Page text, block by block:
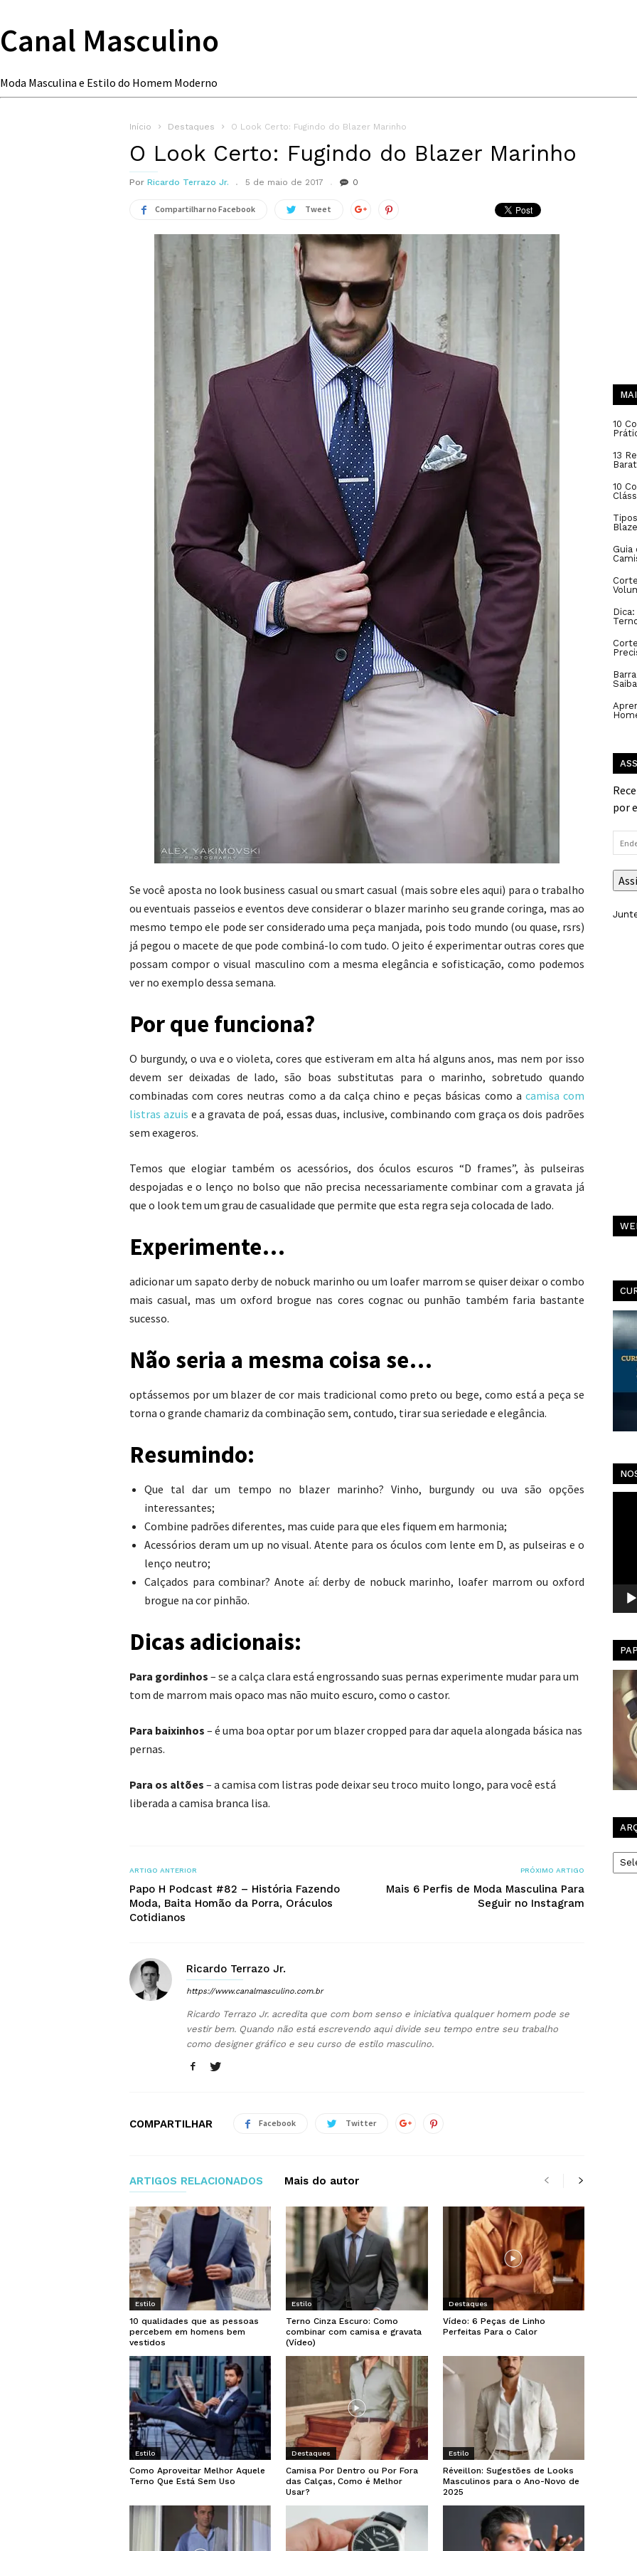
Canal Masculino
Moda Masculina e Estilo do Homem Moderno
Início Destaques O Look Certo: Fugindo do Blazer Marinho
O Look Certo: Fugindo do Blazer Marinho
Por Ricardo Terrazo Jr. 5 de maio de 2017 0
Compartilhar no Facebook Tweet
Se você aposta no look business casual ou smart casual (mais sobre eles aqui) para o trabalho
ou eventuais passeios e eventos deve considerar o blazer marinho seu grande coringa, mas ao
mesmo tempo ele pode ser considerado uma peça manjada, pois todo mundo (ou quase, rsrs)
já pegou o macete de que pode combiná-lo com tudo. O jeito é experimentar outras cores que
possam compor o visual masculino com a mesma elegância e sofisticação, como podemos
ver no exemplo dessa semana.
Por que funciona?
O burgundy, o uva e o violeta, cores que estiveram em alta há alguns anos, mas nem por isso
devem ser deixadas de lado, são boas substitutas para o marinho, sobretudo quando
combinadas com cores neutras como a da calça chino e peças básicas como a camisa com
listras azuis e a gravata de poá, essas duas, inclusive, combinando com graça os dois padrões
sem exageros.
Temos que elogiar também os acessórios, dos óculos escuros “D frames”, às pulseiras
despojadas e o lenço no bolso que não precisa necessariamente combinar com a gravata já
que o look tem um grau de casualidade que permite que esta regra seja colocada de lado.
Experimente…
adicionar um sapato derby de nobuck marinho ou um loafer marrom se quiser deixar o combo
mais casual, mas um oxford brogue nas cores cognac ou punhão também faria bastante
sucesso.
Não seria a mesma coisa se…
optássemos por um blazer de cor mais tradicional como preto ou bege, como está a peça se
torna o grande chamariz da combinação sem, contudo, tirar sua seriedade e elegância.
Resumindo:
Que tal dar um tempo no blazer marinho? Vinho, burgundy ou uva são opções
interessantes;
Combine padrões diferentes, mas cuide para que eles fiquem em harmonia;
Acessórios deram um up no visual. Atente para os óculos com lente em D, as pulseiras e o
lenço neutro;
Calçados para combinar? Anote aí: derby de nobuck marinho, loafer marrom ou oxford
brogue na cor pinhão.
Dicas adicionais:
Para gordinhos – se a calça clara está engrossando suas pernas experimente mudar para um
tom de marrom mais opaco mas não muito escuro, como o castor.
Para baixinhos – é uma boa optar por um blazer cropped para dar aquela alongada básica nas
pernas.
Para os altões – a camisa com listras pode deixar seu troco muito longo, para você está
liberada a camisa branca lisa.
ARTIGO ANTERIOR
Papo H Podcast #82 – História Fazendo
Moda, Baita Homão da Porra, Oráculos
Cotidianos
PRÓXIMO ARTIGO
Mais 6 Perfis de Moda Masculina Para
Seguir no Instagram
Ricardo Terrazo Jr.
https://www.canalmasculino.com.br
Ricardo Terrazo Jr. acredita que com bom senso e iniciativa qualquer homem pode se
vestir bem. Quando não está escrevendo aqui divide seu tempo entre seu trabalho
como designer gráfico e seu curso de estilo masculino.
COMPARTILHAR Facebook Twitter
ARTIGOS RELACIONADOS Mais do autor
Estilo
10 qualidades que as pessoas
percebem em homens bem
vestidos
Estilo
Terno Cinza Escuro: Como
combinar com camisa e gravata
(Vídeo)
Destaques
Vídeo: 6 Peças de Linho
Perfeitas Para o Calor
Estilo
Como Aproveitar Melhor Aquele
Terno Que Está Sem Uso
Destaques
Camisa Por Dentro ou Por Fora
das Calças, Como é Melhor
Usar?
Estilo
Réveillon: Sugestões de Looks
Masculinos para o Ano-Novo de
2025
10
13
10
Guia
por
de
e-
mail